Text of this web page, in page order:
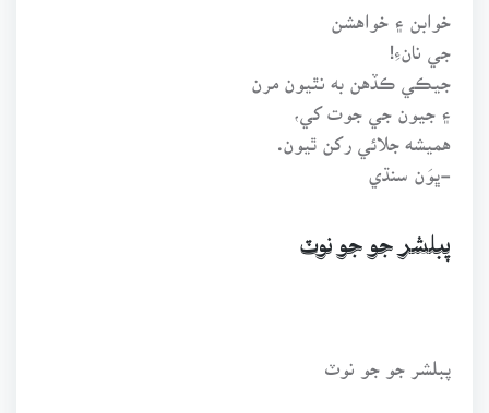
خوابن ۽ خواهشن
جي نانءِ!
جيڪي ڪڏهن به نٿيون مرن
۽ جيون جي جوت کي،
هميشه جلائي رکن ٿيون.
-ڀوَن سنڌي
پبلشر جو جو نوٽ
پبلشر جو جو نوٽ